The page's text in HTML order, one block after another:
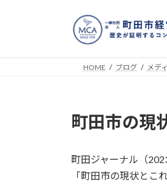
HOME ブログ メデ
町田市の現
町田ジャーナル（
「町田市の現状とこ